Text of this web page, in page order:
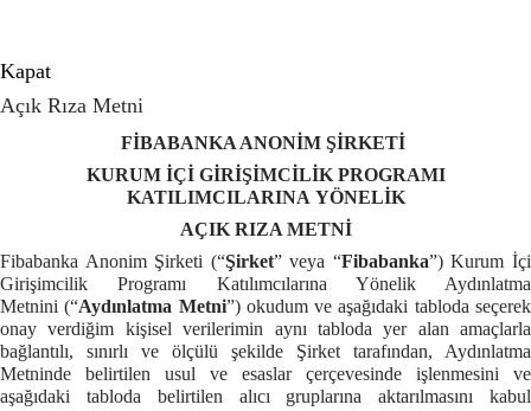
Kapat
Açık Rıza Metni
FİBABANKA ANONİM ŞİRKETİ
KURUM İÇİ GİRİŞİMCİLİK PROGRAMI
KATILIMCILARINA YÖNELİK
AÇIK RIZA METNİ
Fibabanka Anonim Şirketi (“Şirket” veya “Fibabanka”) Kurum İçi
Girişimcilik Programı Katılımcılarına Yönelik Aydınlatma
Metnini (“Aydınlatma Metni”) okudum ve aşağıdaki tabloda seçerek
onay verdiğim kişisel verilerimin aynı tabloda yer alan amaçlarla
bağlantılı, sınırlı ve ölçülü şekilde Şirket tarafından, Aydınlatma
Metninde belirtilen usul ve esaslar çerçevesinde işlenmesini ve
aşağıdaki tabloda belirtilen alıcı gruplarına aktarılmasını kabul